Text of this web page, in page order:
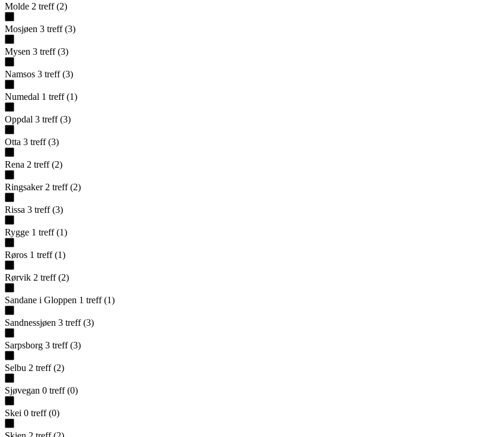
Molde 2 treff (2)
Mosjøen 3 treff (3)
Mysen 3 treff (3)
Namsos 3 treff (3)
Numedal 1 treff (1)
Oppdal 3 treff (3)
Otta 3 treff (3)
Rena 2 treff (2)
Ringsaker 2 treff (2)
Rissa 3 treff (3)
Rygge 1 treff (1)
Røros 1 treff (1)
Rørvik 2 treff (2)
Sandane i Gloppen 1 treff (1)
Sandnessjøen 3 treff (3)
Sarpsborg 3 treff (3)
Selbu 2 treff (2)
Sjøvegan 0 treff (0)
Skei 0 treff (0)